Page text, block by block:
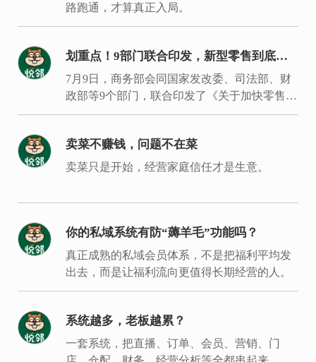
路跑通，才算真正入局。
划重点！9部门联合印发，新型零售到底新
在哪里？
7月9日，商务部会同国家发改委、司法部、财
政部等9个部门，联合印发了《关于加快零售业
创新发展的意见》。
卖菜不赚钱，问题不在菜
卖菜只是开始，经营家庭信任才是生意。
你的私域系统有防“薅羊毛”功能吗？
真正成熟的私域会员体系，不是把福利平均发
出去，而是让福利流向更值得长期经营的人。
系统越多，老板越累？
一套系统，把直播、订单、会员、营销、门